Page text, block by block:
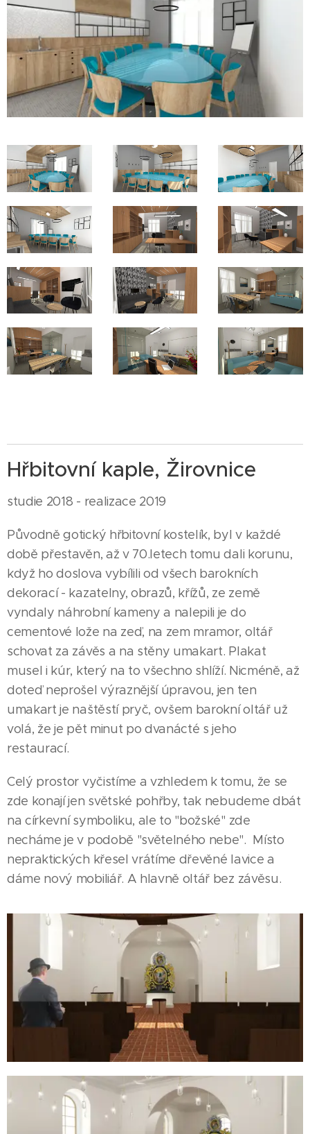
Hřbitovní kaple, Žirovnice
studie 2018 - realizace 2019
Původně gotický hřbitovní kostelík, byl v každé
době přestavěn, až v 70.letech tomu dali korunu,
když ho doslova vybílili od všech barokních
dekorací - kazatelny, obrazů, křížů, ze země
vyndaly náhrobní kameny a nalepili je do
cementové lože na zeď, na zem mramor, oltář
schovat za závěs a na stěny umakart. Plakat
musel i kúr, který na to všechno shlíží. Nicméně, až
doteď neprošel výraznější úpravou, jen ten
umakart je naštěstí pryč, ovšem barokní oltář už
volá, že je pět minut po dvanácté s jeho
restaurací.
Celý prostor vyčistíme a vzhledem k tomu, že se
zde konají jen světské pohřby, tak nebudeme dbát
na církevní symboliku, ale to "božské" zde
necháme je v podobě "světelného nebe". Místo
nepraktických křesel vrátíme dřevěné lavice a
dáme nový mobiliář. A hlavně oltář bez závěsu.